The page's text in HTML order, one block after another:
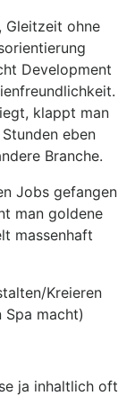
Gleitzeit ohne
Development
klappt man
eben
Branche.
Jobs gefangen
man goldene
massenhaft
Kreieren
macht)
ja inhaltlich oft